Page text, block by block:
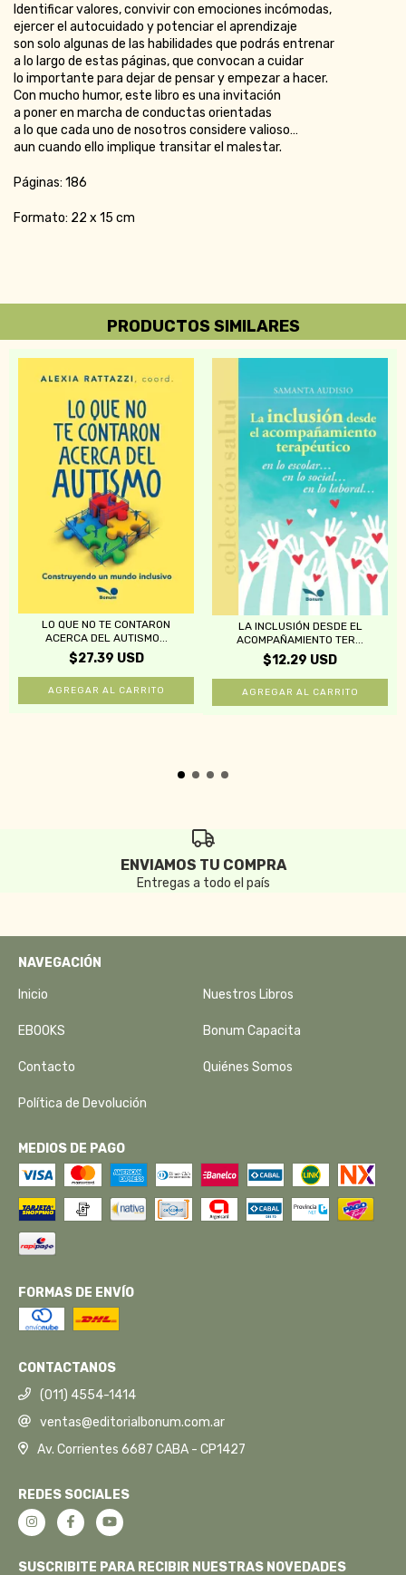
Identificar valores, convivir con emociones incómodas,
ejercer el autocuidado y potenciar el aprendizaje
son solo algunas de las habilidades que podrás entrenar
a lo largo de estas páginas, que convocan a cuidar
lo importante para dejar de pensar y empezar a hacer.
Con mucho humor, este libro es una invitación
a poner en marcha de conductas orientadas
a lo que cada uno de nosotros considere valioso…
aun cuando ello implique transitar el malestar.
Páginas: 186
Formato: 22 x 15 cm
PRODUCTOS SIMILARES
LO QUE NO TE CONTARON
ACERCA DEL AUTISMO...
$27.39 USD
LA INCLUSIÓN DESDE EL
ACOMPAÑAMIENTO TER...
$12.29 USD
ENVIAMOS TU COMPRA
Entregas a todo el país
NAVEGACIÓN
Inicio Nuestros Libros
EBOOKS Bonum Capacita
Contacto Quiénes Somos
Política de Devolución
MEDIOS DE PAGO
FORMAS DE ENVÍO
CONTACTANOS
(011) 4554-1414
ventas@editorialbonum.com.ar
Av. Corrientes 6687 CABA - CP1427
REDES SOCIALES
SUSCRIBITE PARA RECIBIR NUESTRAS NOVEDADES